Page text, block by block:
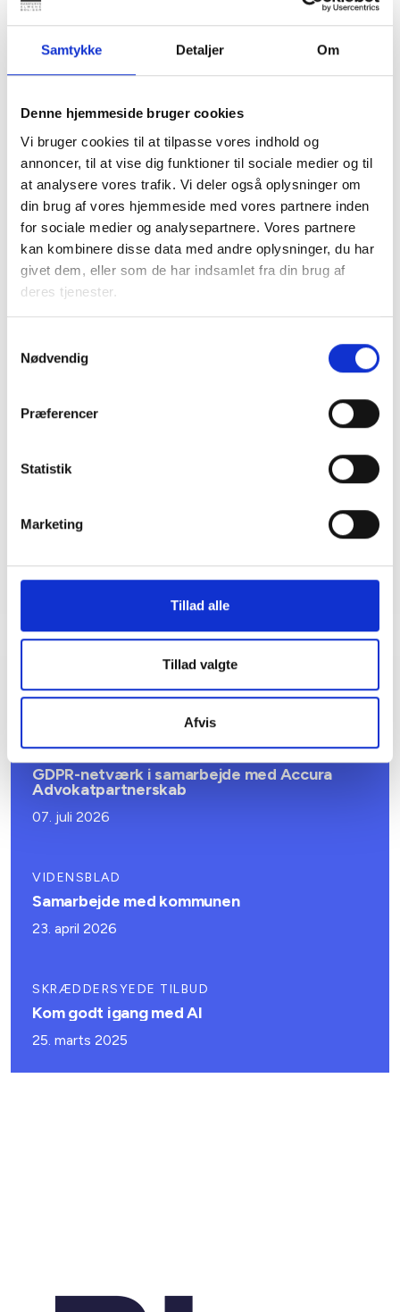
Samtykke Detaljer Om
Denne hjemmeside bruger cookies
Vi bruger cookies til at tilpasse vores indhold og
annoncer, til at vise dig funktioner til sociale medier og til
at analysere vores trafik. Vi deler også oplysninger om
din brug af vores hjemmeside med vores partnere inden
for sociale medier og analysepartnere. Vores partnere
kan kombinere disse data med andre oplysninger, du har
givet dem, eller som de har indsamlet fra din brug af
deres tjenester.
Nødvendig
Præferencer
Statistik
Marketing
Tillad alle
Tillad valgte
Afvis
Få mere viden
Når man er lejer i en almen bolig, har man
forskellige rettigheder. Læs om lejers ret til at
foretage installationer samt indvendige ændringer
i boligenlige her.
Deltagerantal: max. 15 deltagere
Hertil kommer transportomkostninger for konsulent (+ evt.
overnatning)
den forbindelse skal aftales.
Boligorganisationen stiller lokaler og forplejning til rådighed.
Relateret indhold Viden
SKRÆDDERSYEDE TILBUD
GDPR-netværk i samarbejde med Accura
Advokatpartnerskab
07. juli 2026
VIDENSBLAD
Samarbejde med kommunen
23. april 2026
SKRÆDDERSYEDE TILBUD
Kom godt igang med AI
25. marts 2025